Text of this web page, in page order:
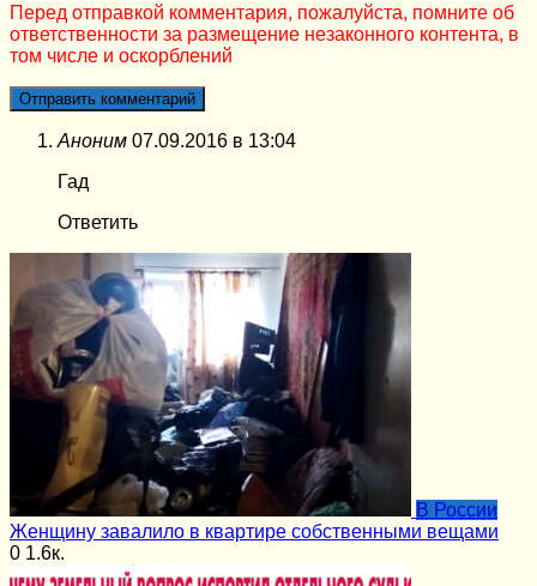
Перед отправкой комментария, пожалуйста, помните об
ответственности за размещение незаконного контента, в
том числе и оскорблений
Аноним 07.09.2016 в 13:04
Гад
Ответить
В России
Женщину завалило в квартире собственными вещами
0 1.6к.